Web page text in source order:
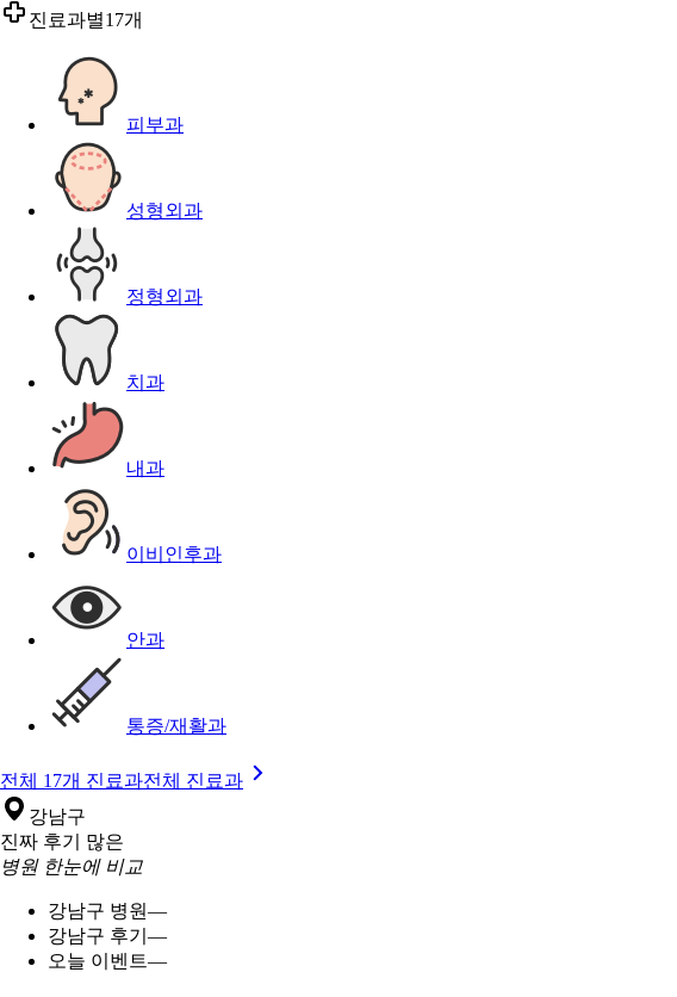
진료과별17개
피부과
성형외과
정형외과
치과
내과
이비인후과
안과
통증/재활과
전체 17개 진료과전체 진료과
강남구
진짜 후기 많은
병원 한눈에 비교
강남구 병원—
강남구 후기 —
오늘 이벤트—